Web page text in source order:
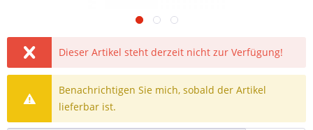
Dieser Artikel steht derzeit nicht zur Verfügung!
Benachrichtigen Sie mich, sobald der Artikel
lieferbar ist.